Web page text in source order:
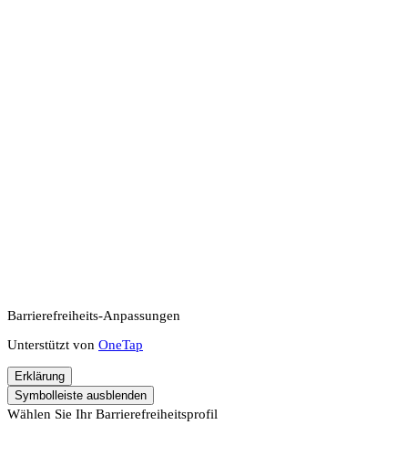
Barrierefreiheits-Anpassungen
Unterstützt von OneTap
Erklärung
Symbolleiste ausblenden
Wählen Sie Ihr Barrierefreiheitsprofil